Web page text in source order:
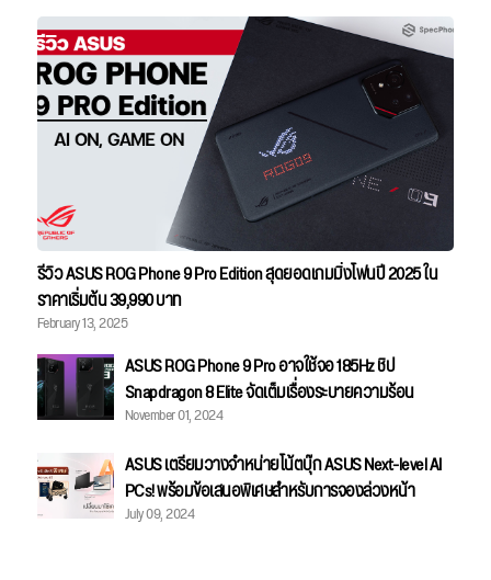
รีวิว ASUS ROG Phone 9 Pro Edition สุดยอดเกมมิ่งโฟนปี 2025 ใน
ราคาเริ่มต้น 39,990 บาท
February 13, 2025
ASUS ROG Phone 9 Pro อาจใช้จอ 185Hz ชิป
Snapdragon 8 Elite จัดเต็มเรื่องระบายความร้อน
November 01, 2024
ASUS เตรียมวางจำหน่ายโน้ตบุ๊ก ASUS Next-level AI
PCs! พร้อมข้อเสนอพิเศษสำหรับการจองล่วงหน้า
July 09, 2024